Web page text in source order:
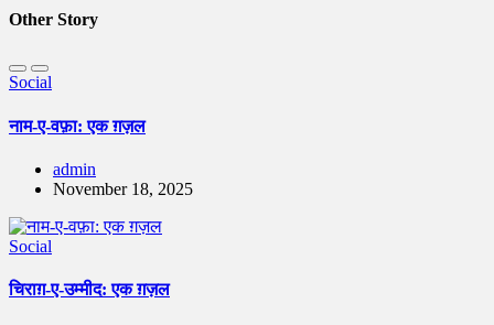
Other Story
Social
नाम-ए-वफ़ा: एक ग़ज़ल
admin
November 18, 2025
Social
चिराग़-ए-उम्मीद: एक ग़ज़ल